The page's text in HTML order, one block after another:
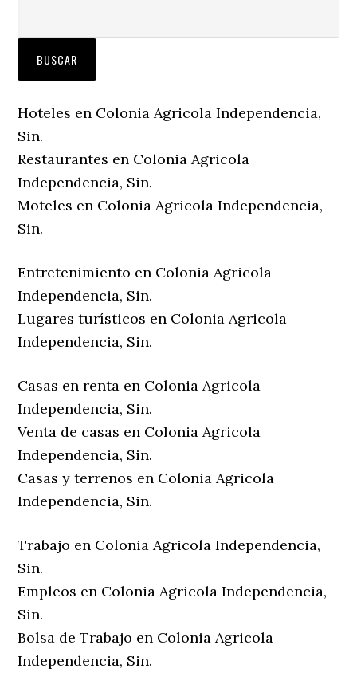
Hoteles en Colonia Agricola Independencia,
Sin.
Restaurantes en Colonia Agricola
Independencia, Sin.
Moteles en Colonia Agricola Independencia,
Sin.
Entretenimiento en Colonia Agricola
Independencia, Sin.
Lugares turísticos en Colonia Agricola
Independencia, Sin.
Casas en renta en Colonia Agricola
Independencia, Sin.
Venta de casas en Colonia Agricola
Independencia, Sin.
Casas y terrenos en Colonia Agricola
Independencia, Sin.
Trabajo en Colonia Agricola Independencia,
Sin.
Empleos en Colonia Agricola Independencia,
Sin.
Bolsa de Trabajo en Colonia Agricola
Independencia, Sin.